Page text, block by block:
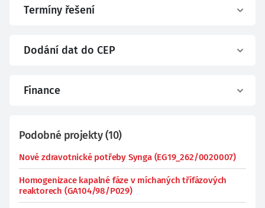
Termíny řešení
Dodání dat do CEP
Finance
Podobné projekty(10)
Nové zdravotnické potřeby Synga (EG19_262/0020007)
Homogenizace kapalné fáze v míchaných třífázových
reaktorech (GA104/98/P029)